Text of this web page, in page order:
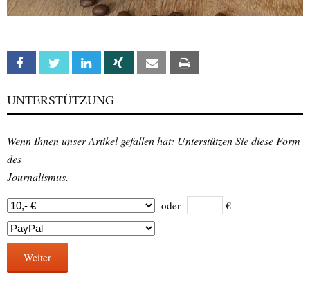
Facebook Twitter Linkedin Xing Email
UNTERSTÜTZUNG
Wenn Ihnen unser Artikel gefallen hat: Unterstützen Sie diese Form
des
Journalismus.
oder €
Weiter